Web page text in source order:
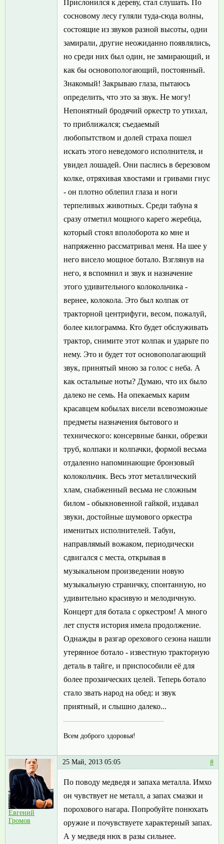
Прислонился к дереву, стал слушать. По
сосновому лесу гуляли туда-сюда волны,
состоящие из звуков разной высоты, одни
замирали, другие неожиданно появлялись,
но среди них был один, не замирающий, и
как бы основопологающий, постоянный.
Знакомый! Закрываю глаза, пытаюсь
определить, что это за звук. Не могу!
Непонятный бродячий оркестр то утихал,
то приближался; съедаемый
любопытством и долей страха пошел
искать этого неведомого исполнителя, и
увидел лошадей. Они паслись в березовом
колке, отряхивая хвостами и гривами гнус
- он плотно облепил глаза и ноги
терпеливых животных. Среди табуна я
сразу отметил мощного карего жеребца,
который стоял вполоборота ко мне и
напряженно рассматривал меня. На шее у
него висело мощное ботало. Взглянув на
него, я вспомнил и звук и назначение
этого удивительного колокольчика -
вернее, колокола. Это был колпак от
тракторной центрифуги, весом, пожалуй,
более килограмма. Кто будет обслуживать
трактор, снимите этот колпак и ударьте по
нему. Это и будет тот основополагающий
звук, принятый мною за голос с неба. А
как остальные ноты? Думаю, что их было
далеко не семь. На опекаемых карим
красавцем кобылах висели всевозможные
предметы назначения бытового и
технического: консервные банки, обрезки
труб, колпаки и колпачки, формой весьма
отдаленно напоминающие бронзовый
колокольчик. Весь этот металлический
хлам, снабженный весьма не сложным
билом - обыкновенной гайкой, издавал
звуки, достойные шумового оркестра
именитых исполнителей. Табун,
направлямый вожаком, периодически
сдвигался с места, открывая в
музыкальном произведении новую
музыкальную страничку, спонтанную, но
удивительно красивую и мелодичную.
Концерт для ботала с оркестром! А много
лет спустя история имела продолжение.
Однажды в разгар орехового сезона нашли
утерянное ботало - известную тракторную
деталь в тайге, и приспособили её для
более прозаических целей. Теперь ботало
стало звать народ на обед: и звук
приятный, и слышно далеко...
Всем доброго здоровья!
Евгений
Громов
25 Май, 2013 05:05 #
По поводу медведя и запаха металла. Имхо
он чувствует не металл, а запах смазки и
порохового нагара. Попробуйте понюхать
оружие и почувствуете характерный запах.
А у медведя нюх в разы сильнее.